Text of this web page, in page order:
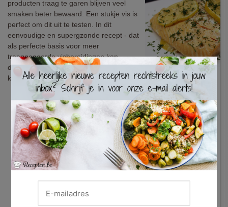
producten traag te garen blijven veel
smaken beter bewaard. Een stukje vis is
perfect om dit uit te testen. In dit
eenvoudige en supergzonde recept - dat
als perfecte basis voor meer
traaggegaarde visbereidingen kan
dienen - werken we met de ultieme
klassieker: zalm en citroen.
×